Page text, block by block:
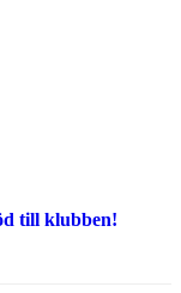
till klubben!